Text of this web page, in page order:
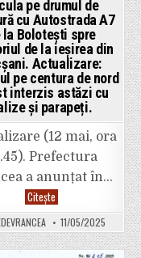
deschis
circulației
pe drumul de
cu Autostrada A7
la Bolotești spre
de la ieșirea din
Actualizare:
pe centura de nord
interzis astăzi cu
și parapeți.
(12 mai, ora
Prefectura
a anunțat în…
CiteșteVideo.
Ultima
oră:
Se
poate
circula
11/05/2025